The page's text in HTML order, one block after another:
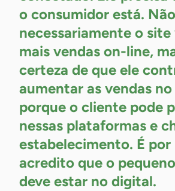
o consumidor está. Não
necessariamente o
mais vendas on-line,
certeza de que ele
aumentar as vendas
porque o cliente pode
nessas plataformas e
estabelecimento. É por
acredito que o
deve estar no digital.